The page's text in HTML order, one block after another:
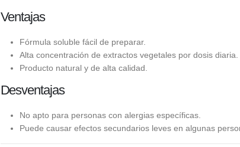
Ventajas
Fórmula soluble fácil de preparar.
Alta concentración de extractos vegetales por dosis diaria.
Producto natural y de alta calidad.
Desventajas
No apto para personas con alergias específicas.
Puede causar efectos secundarios leves en algunas